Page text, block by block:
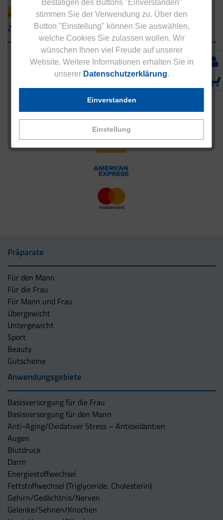
Bestätigen des Buttons "Einverstanden"
stimmen Sie der Verwendung zu. Über den
Button "Einstellung" können Sie auswählen,
welche Cookies Sie zulassen wollen. Wir
wünschen Ihnen viel Freude auf unserer
Website. Weitere Informationen erhalten Sie in
unserer Datenschutzerklärung.
Einstellung
Einverstanden
Zahlungsarten
Präparate
Für den Mann
Für die Frau
Für Mann und Frau
Übergewicht
Untergewicht
Sport
Beauty
Gutscheine
Anwendungsgebiete
Basisversorgung für die Frau
Basisversorgung für den Mann
Anti-Aging/Oxidativer Stress – Antioxidantien
Augen
Blutdruck
Darm
Energiestoffwechsel
Fettstoffwechsel (Triglyceride, Cholesterin)
Gehirn/Gedächtnis/Nerven
Gelenke/Sehnen/Knochen